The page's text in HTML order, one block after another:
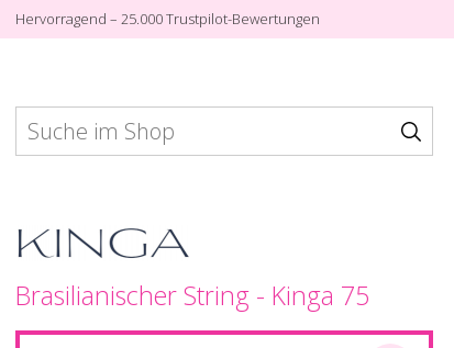
Hervorragend – 25.000 Trustpilot-Bewertungen
BHs Höschen Bademode
Brasilianischer String - Kinga 75